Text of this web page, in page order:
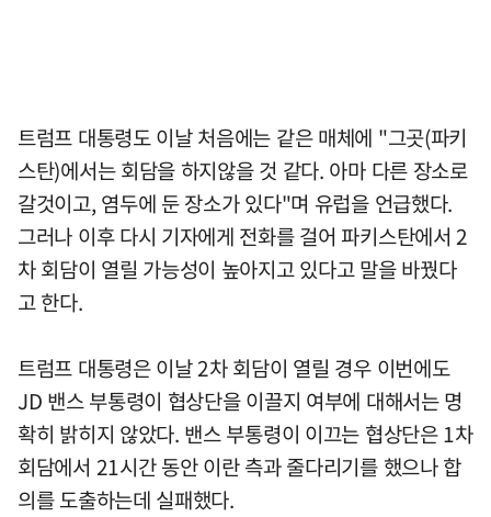
트럼프 대통령도 이날 처음에는 같은 매체에 "그곳(파키
스탄)에서는 회담을 하지않을 것 같다. 아마 다른 장소로
갈것이고, 염두에 둔 장소가 있다"며 유럽을 언급했다.
그러나 이후 다시 기자에게 전화를 걸어 파키스탄에서 2
차 회담이 열릴 가능성이 높아지고 있다고 말을 바꿨다
고 한다.
트럼프 대통령은 이날 2차 회담이 열릴 경우 이번에도
JD 밴스 부통령이 협상단을 이끌지 여부에 대해서는 명
확히 밝히지 않았다. 밴스 부통령이 이끄는 협상단은 1차
회담에서 21시간 동안 이란 측과 줄다리기를 했으나 합
의를 도출하는데 실패했다.